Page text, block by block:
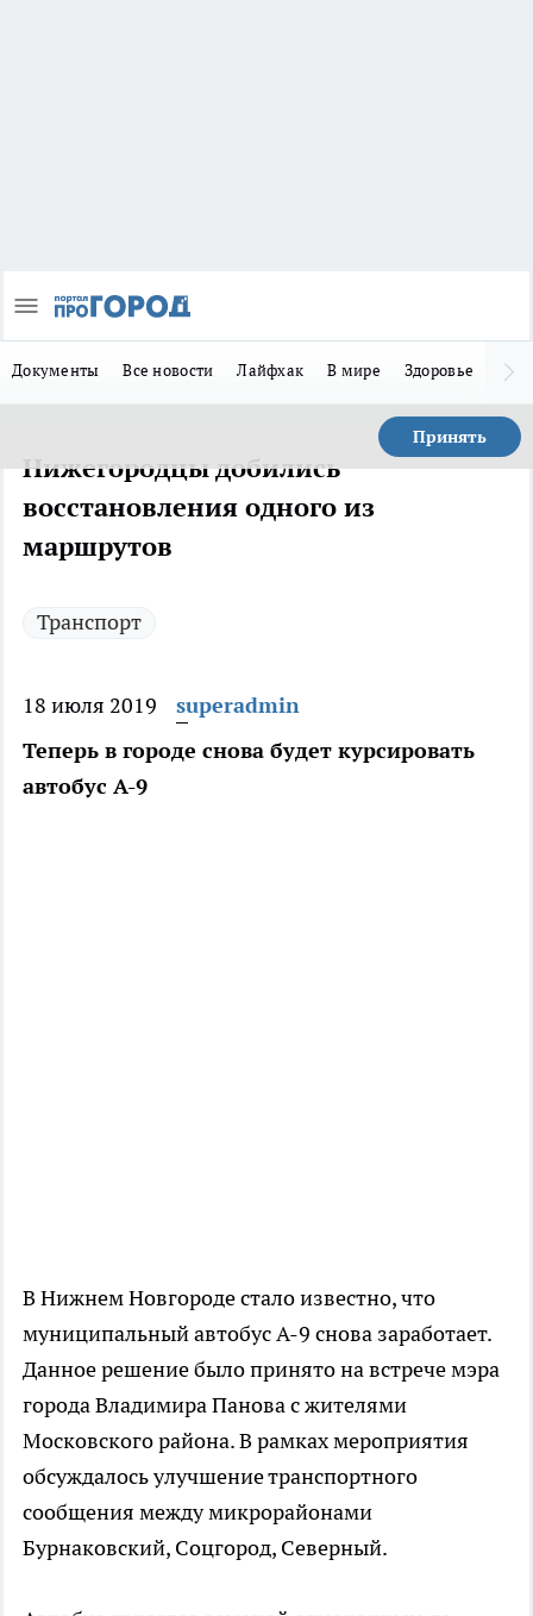
Документы Все новости Лайфхак В мире Здоровье
Принять
Нижегородцы добились
восстановления одного из
маршрутов
Транспорт
18 июля 2019
superadmin
Теперь в городе снова будет курсировать
автобус А-9
В Нижнем Новгороде стало известно, что
муниципальный автобус А-9 снова заработает.
Данное решение было принято на встрече мэра
города Владимира Панова с жителями
Московского района. В рамках мероприятия
обсуждалось улучшение транспортного
сообщения между микрорайонами
Бурнаковский, Соцгород, Северный.